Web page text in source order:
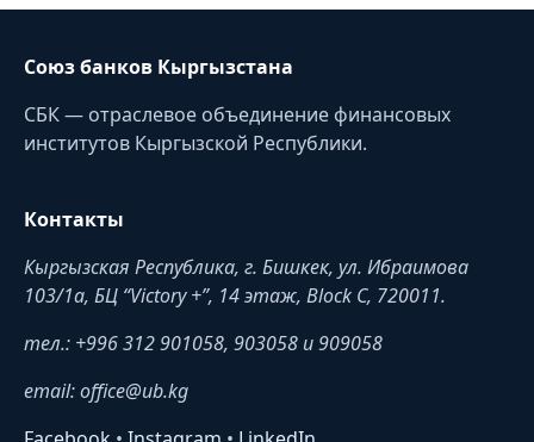
Союз банков Кыргызстана
СБК — отраслевое объединение финансовых
институтов Кыргызской Республики.
Контакты
Кыргызская Республика, г. Бишкек, ул. Ибраимова
103/1a, БЦ “Victory +”, 14 этаж, Block C, 720011.
тел.: +996 312 901058, 903058 и 909058
email: office@ub.kg